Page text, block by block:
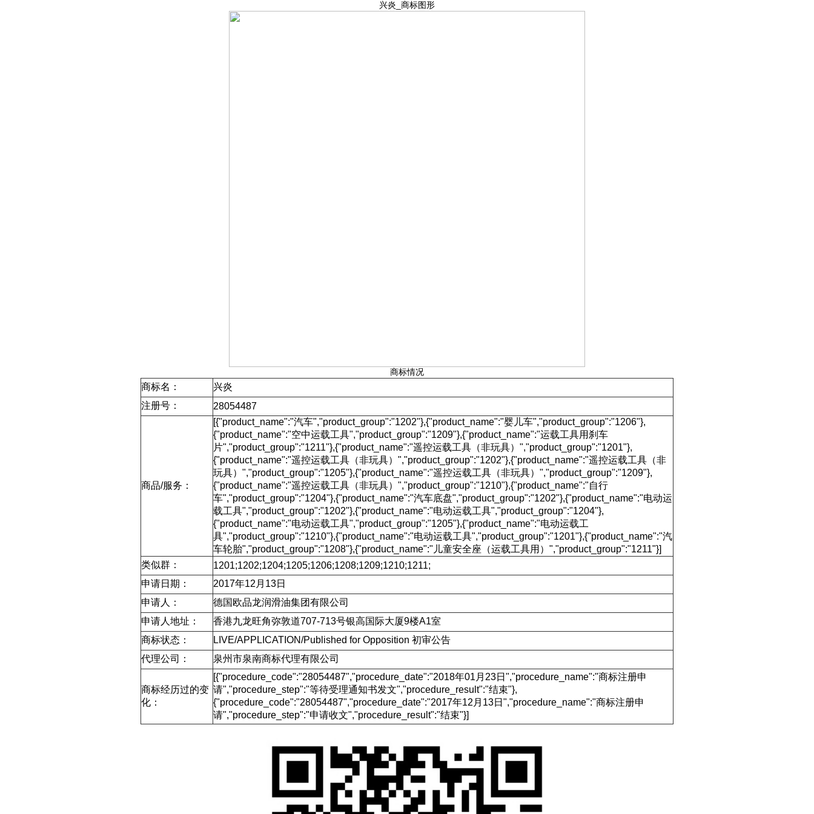
兴炎_商标图形
商标情况
商标名：
兴炎
注册号：
28054487
商品/服务：
[{"product_name":"汽车","product_group":"1202"},{"product_name":"婴儿车","product_group":"1206"},
{"product_name":"空中运载工具","product_group":"1209"},{"product_name":"运载工具用刹车
片","product_group":"1211"},{"product_name":"遥控运载工具（非玩具）","product_group":"1201"},
{"product_name":"遥控运载工具（非玩具）","product_group":"1202"},{"product_name":"遥控运载工具（非
玩具）","product_group":"1205"},{"product_name":"遥控运载工具（非玩具）","product_group":"1209"},
{"product_name":"遥控运载工具（非玩具）","product_group":"1210"},{"product_name":"自行
车","product_group":"1204"},{"product_name":"汽车底盘","product_group":"1202"},{"product_name":"电动运
载工具","product_group":"1202"},{"product_name":"电动运载工具","product_group":"1204"},
{"product_name":"电动运载工具","product_group":"1205"},{"product_name":"电动运载工
具","product_group":"1210"},{"product_name":"电动运载工具","product_group":"1201"},{"product_name":"汽
车轮胎","product_group":"1208"},{"product_name":"儿童安全座（运载工具用）","product_group":"1211"}]
类似群：
1201;1202;1204;1205;1206;1208;1209;1210;1211;
申请日期：
2017年12月13日
申请人：
德国欧品龙润滑油集团有限公司
申请人地址：
香港九龙旺角弥敦道707-713号银高国际大厦9楼A1室
商标状态：
LIVE/APPLICATION/Published for Opposition 初审公告
代理公司：
泉州市泉南商标代理有限公司
商标经历过的变
化：
[{"procedure_code":"28054487","procedure_date":"2018年01月23日","procedure_name":"商标注册申
请","procedure_step":"等待受理通知书发文","procedure_result":"结束"},
{"procedure_code":"28054487","procedure_date":"2017年12月13日","procedure_name":"商标注册申
请","procedure_step":"申请收文","procedure_result":"结束"}]